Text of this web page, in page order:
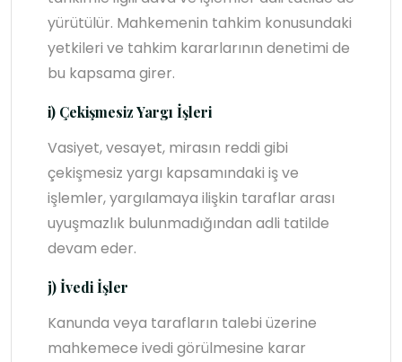
yürütülür. Mahkemenin tahkim konusundaki
yetkileri ve tahkim kararlarının denetimi de
bu kapsama girer.
i) Çekişmesiz Yargı İşleri
Vasiyet, vesayet, mirasın reddi gibi
çekişmesiz yargı kapsamındaki iş ve
işlemler, yargılamaya ilişkin taraflar arası
uyuşmazlık bulunmadığından adli tatilde
devam eder.
j) İvedi İşler
Kanunda veya tarafların talebi üzerine
mahkemece ivedi görülmesine karar